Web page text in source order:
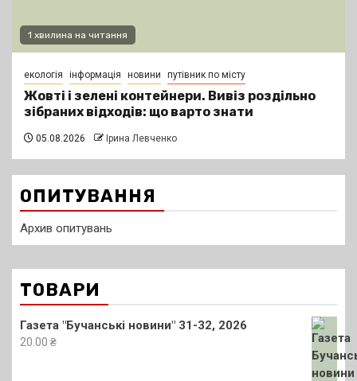
1 хвилина на читання
екологія інформація новини путівник по місту
Жовті і зелені контейнери. Вивіз роздільно
зібраних відходів: що варто знати
05.08.2026 Ірина Левченко
ОПИТУВАННЯ
Архив опитувань
ТОВАРИ
Газета "Бучанські новини" 31-32, 2026
20.00 ₴